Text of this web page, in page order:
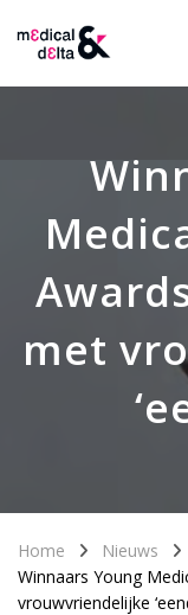
met
Home
Nieuws
Winnaars Young
vrouwvriendelijke